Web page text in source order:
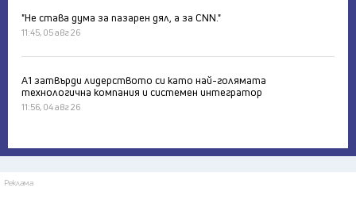
"Не става дума за пазарен дял, а за CNN."
11:45, 05 авг 26
А1 затвърди лидерството си като най-голямата
технологична компания и системен интегратор
11:56, 04 авг 26
Реклама